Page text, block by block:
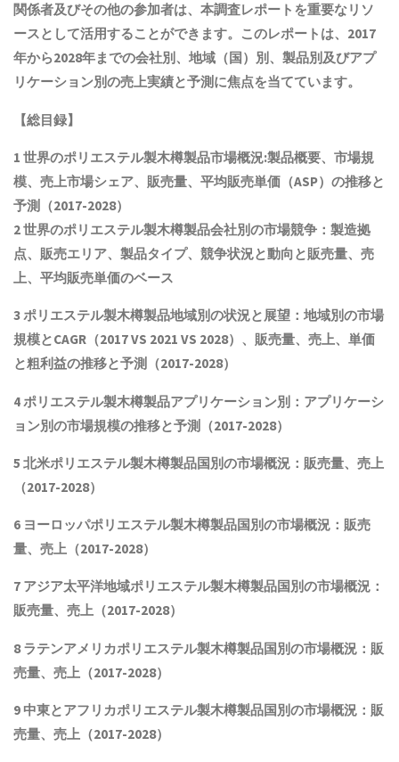
関係者及びその他の参加者は、本調査レポートを重要なリソ
ースとして活用することができます。このレポートは、2017
年から2028年までの会社別、地域（国）別、製品別及びアプ
リケーション別の売上実績と予測に焦点を当てています。
【総目録】
1 世界のポリエステル製木樽製品市場概況:製品概要、市場規
模、売上市場シェア、販売量、平均販売単価（ASP）の推移と
予測 （2017-2028）
2 世界のポリエステル製木樽製品会社別の市場競争：製造拠
点、販売エリア、製品タイプ、競争状況と動向と販売量、売
上、平均販売単価のベース
3ポリエステル製木樽製品地域別の状況と展望：地域別の市場
規模とCAGR （2017 VS 2021 VS 2028）、販売量、売上、単価
と粗利益の推移と予測（2017-2028）
4 ポリエステル製木樽製品アプリケーション別：アプリケーシ
ョン別の市場規模の推移と予測（2017-2028）
5 北米ポリエステル製木樽製品国別の市場概況 ：販売量、売上
（2017-2028）
6 ヨーロッパポリエステル製木樽製品国別の市場概況：販売
量、売上（2017-2028）
7 アジア太平洋地域ポリエステル製木樽製品国別の市場概況：
販売量、売上（2017-2028）
8 ラテンアメリカポリエステル製木樽製品国別の市場概況：販
売量、売上（2017-2028）
9 中東とアフリカポリエステル製木樽製品国別の市場概況：販
売量、売上（2017-2028）